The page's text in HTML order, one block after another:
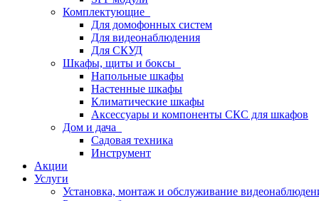
Комплектующие
Для домофонных систем
Для видеонаблюдения
Для СКУД
Шкафы, щиты и боксы
Напольные шкафы
Настенные шкафы
Климатические шкафы
Аксессуары и компоненты СКС для шкафов
Дом и дача
Садовая техника
Инструмент
Акции
Услуги
Установка, монтаж и обслуживание